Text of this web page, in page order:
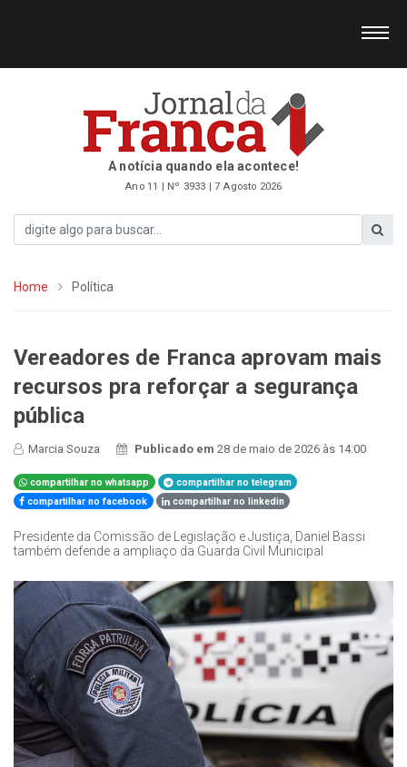
A notícia quando ela acontece!
Ano 11 | Nº 3933 | 7 Agosto 2026
Home Política
Vereadores de Franca aprovam mais
recursos pra reforçar a segurança
pública
Marcia Souza Publicado em28 de maio de 2026 às 14:00
compartilhar no whatsapp
compartilhar no telegram
compartilhar no facebook
compartilhar no linkedin
Presidente da Comissão de Legislação e Justiça, Daniel Bassi
também defende a ampliaço da Guarda Civil Municipal